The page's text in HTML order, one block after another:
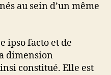
au sein d’un même
ipso facto et de
dimension
constitué. Elle est